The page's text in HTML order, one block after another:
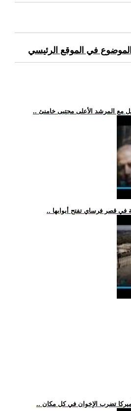
في الموقع الرئيسي
مع المرشد الأعلى مجتبى خامنئ
في قصر فرساي تفتح أبوابها
تضرب الإخوان في كل مكان